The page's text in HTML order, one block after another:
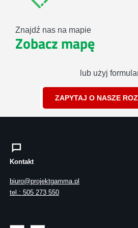
Znajdź nas na mapie
Zobacz mapę
lub użyj
ZAPYTAJ O NASZE
Kontakt
biuro@projektgamma.pl
tel.: 505 273 550